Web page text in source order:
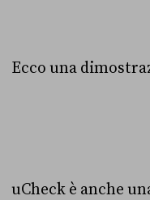
Ecco una
uCheck è anche